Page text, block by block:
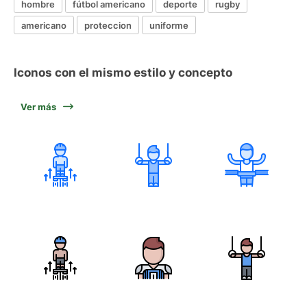
hombre fútbol americano deporte
rugby
americano
proteccion uniforme
Iconos con el mismo estilo y concepto
Ver más